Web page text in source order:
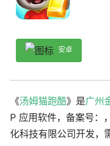
安卓
《汤姆猫跑酷》是广州
P 应用软件，备案号：
化科技有限公司开发，